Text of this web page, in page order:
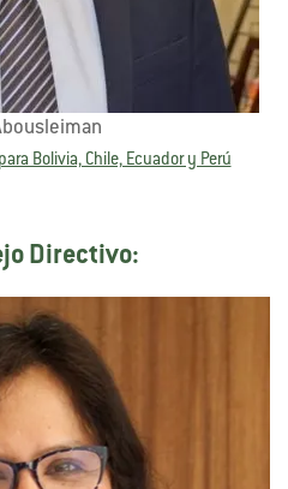
Bolivia, Chile, Ecuador y Perú
Directivo: